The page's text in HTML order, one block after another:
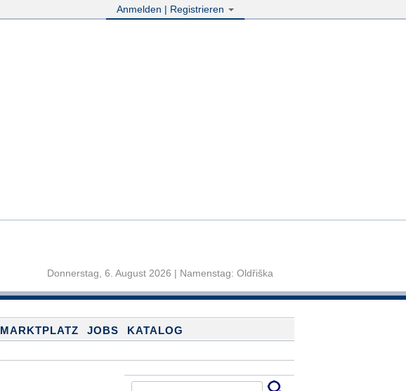
Anmelden | Registrieren
Donnerstag, 6. August 2026 | Namenstag: Oldřiška
MARKTPLATZ JOBS
KATALOG